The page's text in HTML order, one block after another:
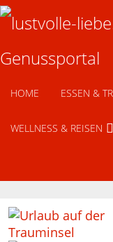
HOME ESSEN &
WELLNESS & REISEN
Urlaub auf der
Straps & Strümpfe
Dessous für Männer
Wie die
Erotische